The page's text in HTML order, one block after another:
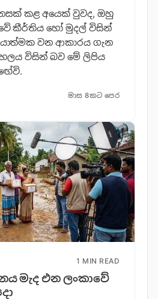
කළ අයෙක් වුවද, ඔහු
කීර්තිය හෝ මුදල් විසින්
වන ආකාරය ගැන
විසින් බව මේ ලිපිය
මාස 8කට පෙර
1 MIN READ
මැද එන ලංකාවේ